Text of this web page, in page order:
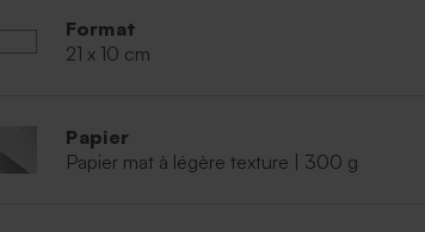
Format
21 x 10 cm
Papier
Papier mat à légère texture | 300 g